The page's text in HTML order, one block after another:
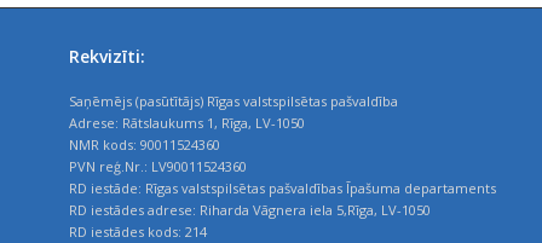
Rekvizīti:
Saņēmējs (pasūtītājs) Rīgas valstspilsētas pašvaldība
Adrese: Rātslaukums 1, Rīga, LV-1050
NMR kods: 90011524360
PVN reģ.Nr.: LV90011524360
RD iestāde: Rīgas valstspilsētas pašvaldības Īpašuma departaments
RD iestādes adrese: Riharda Vāgnera iela 5,Rīga, LV-1050
RD iestādes kods: 214